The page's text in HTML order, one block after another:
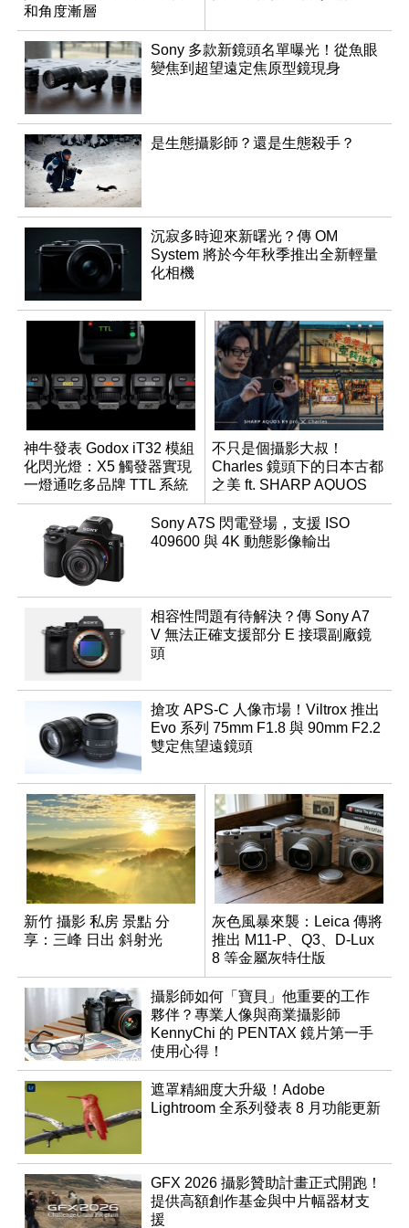
和角度漸層
Sony 多款新鏡頭名單曝光！從魚眼
變焦到超望遠定焦原型鏡現身
是生態攝影師？還是生態殺手？
沉寂多時迎來新曙光？傳 OM
System 將於今年秋季推出全新輕量
化相機
神牛發表 Godox iT32 模組
化閃光燈：X5 觸發器實現
一燈通吃多品牌 TTL 系統
不只是個攝影大叔！
Charles 鏡頭下的日本古都
之美 ft. SHARP AQUOS
R9 pro
Sony A7S 閃電登場，支援 ISO
409600 與 4K 動態影像輸出
相容性問題有待解決？傳 Sony A7
V 無法正確支援部分 E 接環副廠鏡
頭
搶攻 APS-C 人像市場！Viltrox 推出
Evo 系列 75mm F1.8 與 90mm F2.2
雙定焦望遠鏡頭
新竹 攝影 私房 景點 分
享：三峰 日出 斜射光
灰色風暴來襲：Leica 傳將
推出 M11-P、Q3、D-Lux
8 等金屬灰特仕版
攝影師如何「寶貝」他重要的工作
夥伴？專業人像與商業攝影師
KennyChi 的 PENTAX 鏡片第一手
使用心得！
遮罩精細度大升級！Adobe
Lightroom 全系列發表 8 月功能更新
GFX 2026 攝影贊助計畫正式開跑！
提供高額創作基金與中片幅器材支
援